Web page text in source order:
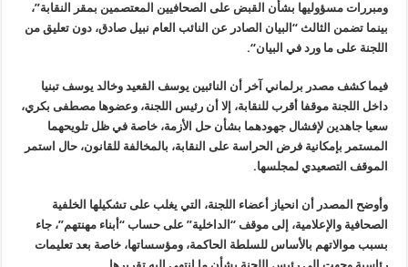
ومبررات مسؤوليها بشأن القبض على الصحافيين المعتصمين بمقر النقابة”،
بينما تضمن الثالث “البيان الصادر عن النائب العام نبيل صادق، دون تعليق من
اللجنة على ما ورد في البيان“.
فيما كشف مصدر برلماني آخر أن النائبين يوسف القعيد وخالد يوسف تبنيا
داخل اللجنة موقفا أقرب للنقابة، إلا أن رئيس اللجنة، وعضوها مصطفى بكري،
سعيا جاهدين لإفشال جهودهما بشأن حل الأزمة، خاصة في ظل تلويحهما
المستمر بإمكانية فرض الحراسة على النقابة، بالمخالفة للقانون، حال استمر
الموقف التصعيدي لمجلسها.
وأوضح المصدر أن انحياز أعضاء اللجنة، التي يغلب على تشكيلها الخلفية
الصحافية والإعلامية، إلى موقف “الداخلية” على حساب“أبناء مهنتهم”، جاء
بسبب موالاتهم بالأساس للسلطة الحاكمة، ومؤسساتها، خاصة بعد تعليمات